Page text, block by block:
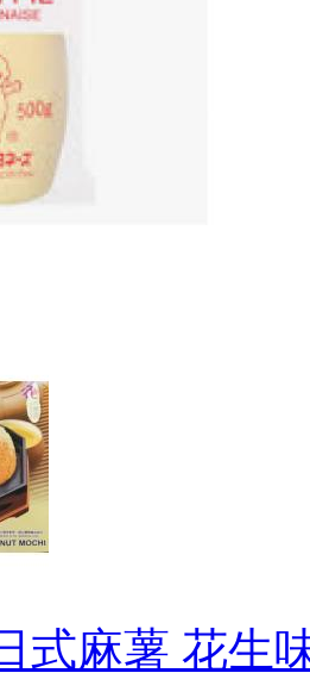
式麻薯 花生